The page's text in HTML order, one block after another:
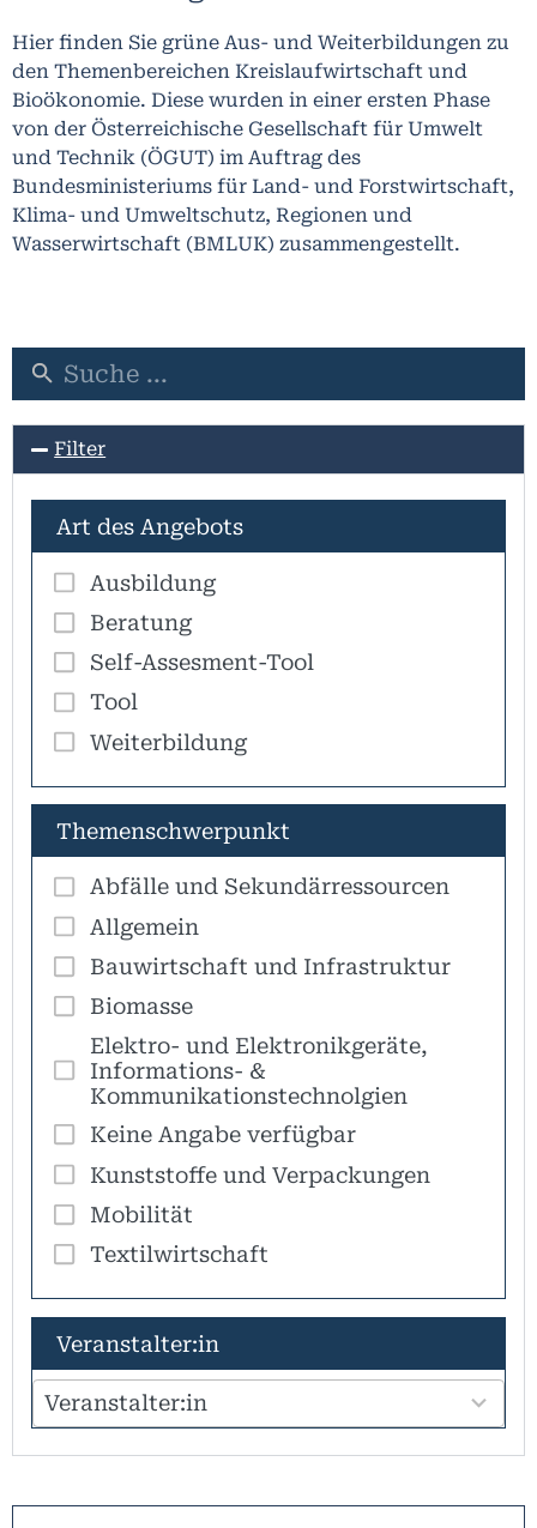
Hier finden Sie grüne Aus- und Weiterbildungen zu
den Themenbereichen Kreislaufwirtschaft und
Bioökonomie. Diese wurden in einer ersten Phase
von der Österreichische Gesellschaft für Umwelt
und Technik (ÖGUT) im Auftrag des
Bundesministeriums für Land- und Forstwirtschaft,
Klima- und Umweltschutz, Regionen und
Wasserwirtschaft (BMLUK) zusammengestellt.
Filter
Art des Angebots
Ausbildung
Beratung
Self-Assesment-Tool
Tool
Weiterbildung
Themenschwerpunkt
Abfälle und Sekundärressourcen
Allgemein
Bauwirtschaft und Infrastruktur
Biomasse
Elektro- und Elektronikgeräte,
Informations- &
Kommunikationstechnolgien
Keine Angabe verfügbar
Kunststoffe und Verpackungen
Mobilität
Textilwirtschaft
Veranstalter:in
Veranstalter:in
results
available